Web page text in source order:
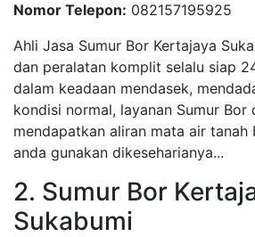
Nomor Telepon: 082157195925
Ahli Jasa Sumur Bor Kertajaya
dan peralatan komplit selalu siap
dalam keadaan mendasek,
kondisi normal, layanan Sumur Bor
mendapatkan aliran mata air tanah
anda gunakan dikeseharianya...
2. Sumur Bor
Sukabumi